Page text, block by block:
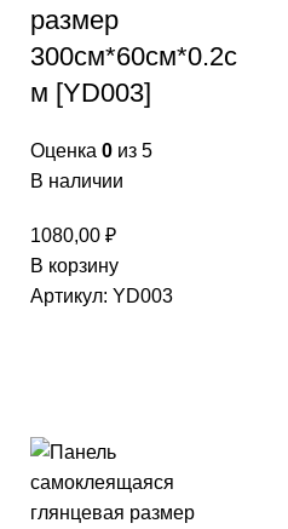
размер
300см*60см*0.2с
м [YD003]
Оценка 0 из 5
В наличии
1080,00 ₽
В корзину
Артикул: YD003